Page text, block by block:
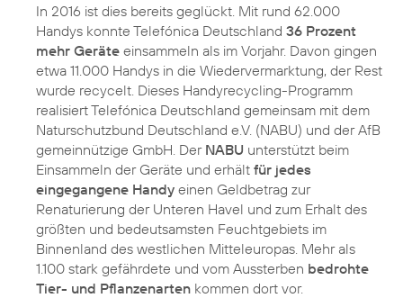
In 2016 ist dies bereits geglückt. Mit rund 62.000
Handys konnte Telefónica Deutschland 36 Prozent
mehr Geräte einsammeln als im Vorjahr. Davon gingen
etwa 11.000 Handys in die Wiedervermarktung, der Rest
wurde recycelt. Dieses Handyrecycling-Programm
realisiert Telefónica Deutschland gemeinsam mit dem
Naturschutzbund Deutschland e.V. (NABU) und der AfB
gemeinnützige GmbH. Der NABU unterstützt beim
Einsammeln der Geräte und erhält für jedes
eingegangene Handy einen Geldbetrag zur
Renaturierung der Unteren Havel und zum Erhalt des
größten und bedeutsamsten Feuchtgebiets im
Binnenland des westlichen Mitteleuropas. Mehr als
1.100 stark gefährdete und vom Aussterben bedrohte
Tier- und Pflanzenarten kommen dort vor.